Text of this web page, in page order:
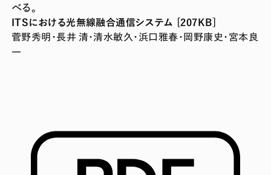
べる。
ITSにおける光無線融合通信システム [207KB]
菅野秀明・長井 清・清水敏久・浜口雅春・岡野康史・宮本良
一